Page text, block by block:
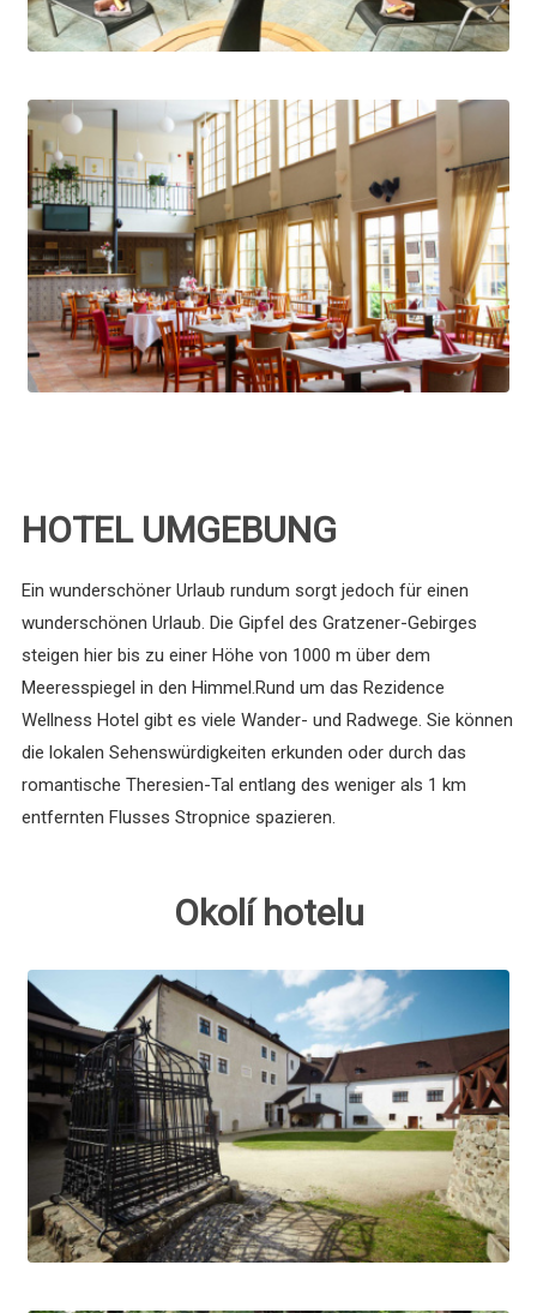
HOTEL UMGEBUNG
Ein wunderschöner Urlaub rundum sorgt jedoch für einen
wunderschönen Urlaub. Die Gipfel des Gratzener-Gebirges
steigen hier bis zu einer Höhe von 1000 m über dem
Meeresspiegel in den Himmel.Rund um das Rezidence
Wellness Hotel gibt es viele Wander- und Radwege. Sie können
die lokalen Sehenswürdigkeiten erkunden oder durch das
romantische Theresien-Tal entlang des weniger als 1 km
entfernten Flusses Stropnice spazieren.
Okolí hotelu